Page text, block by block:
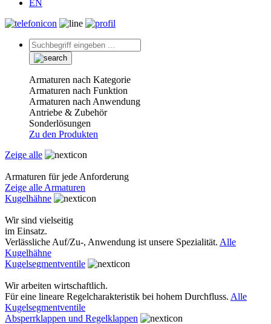
EN
Armaturen nach Kategorie
Armaturen nach Funktion
Armaturen nach Anwendung
Antriebe & Zubehör
Sonderlösungen
Zu den Produkten
Zeige alle
Armaturen für jede Anforderung
Zeige alle Armaturen
Kugelhähne
Wir sind vielseitig
im Einsatz.
Verlässliche Auf/Zu-, Anwendung ist unsere Spezialität. Alle
Kugelhähne
Kugelsegmentventile
Wir arbeiten wirtschaftlich.
Für eine lineare Regelcharakteristik bei hohem Durchfluss. Alle
Kugelsegmentventile
Absperrklappen und Regelklappen